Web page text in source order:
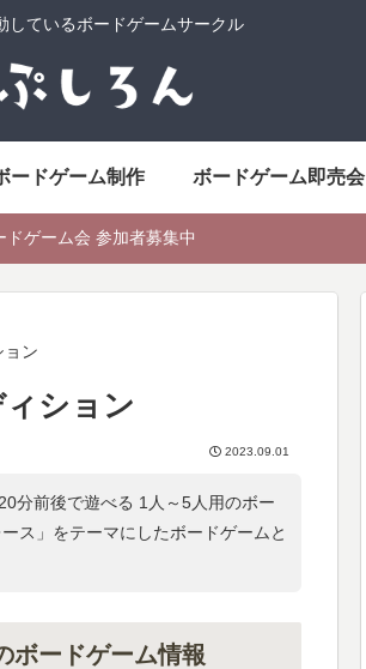
しているボードゲームサークル
ードゲーム制作 ボードゲーム即売会
ドゲーム会 参加者募集中
ョン
ション
2023.09.01
分前後で遊べる 1人～5人用のボー
ス 」をテーマにしたボードゲームと
ボードゲーム情報